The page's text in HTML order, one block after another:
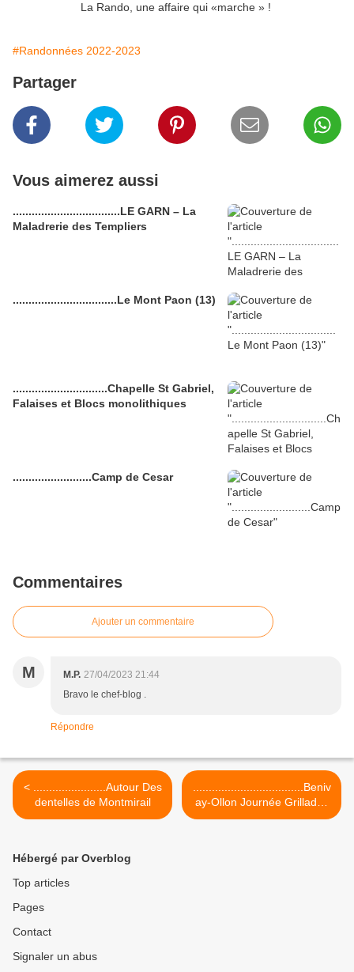
La Rando, une affaire qui «marche » !
#Randonnées 2022-2023
Partager
Vous aimerez aussi
..................................LE GARN – La
Maladrerie des Templiers
.................................Le Mont Paon (13)
..............................Chapelle St Gabriel,
Falaises et Blocs monolithiques
.........................Camp de Cesar
Commentaires
Ajouter un commentaire
M M.P. 27/04/2023 21:44
Bravo le chef-blog .
Répondre
< .......................Autour Des
dentelles de Montmirail
...................................Beniv
ay-Ollon Journée Grillades
& détente >
Hébergé par Overblog
Top articles
Pages
Contact
Signaler un abus